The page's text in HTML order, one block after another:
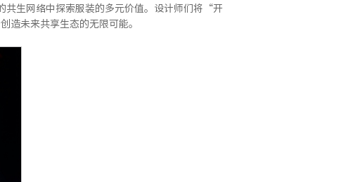
生网络中探索服装的多元价值。设计师们将“开
未来共享生态的无限可能。